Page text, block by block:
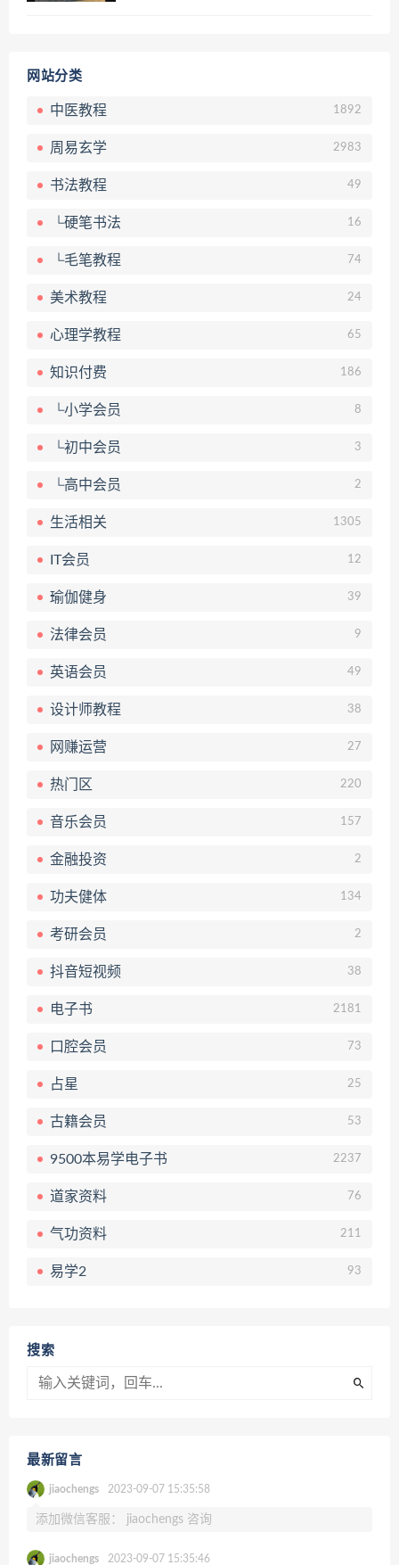
网站分类
中医教程 1892
周易玄学 2983
书法教程 49
└硬笔书法 16
└毛笔教程 74
美术教程 24
心理学教程 65
知识付费 186
└小学会员 8
└初中会员 3
└高中会员 2
生活相关 1305
IT会员 12
瑜伽健身 39
法律会员 9
英语会员 49
设计师教程 38
网赚运营 27
热门区 220
音乐会员 157
金融投资 2
功夫健体 134
考研会员 2
抖音短视频 38
电子书 2181
口腔会员 73
占星 25
古籍会员 53
9500本易学电子书 2237
道家资料 76
气功资料 211
易学2 93
搜索
最新留言
jiaochengs 2023-09-07 15:35:58
添加微信客服： jiaochengs 咨询
jiaochengs 2023-09-07 15:35:46